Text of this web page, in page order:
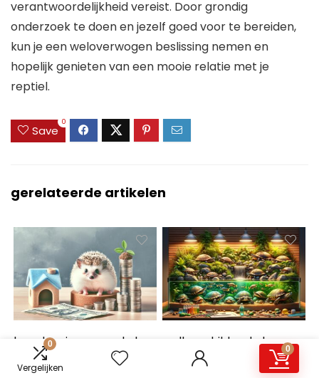
0
Vergelijken
0
verantwoordelijkheid vereist. Door grondig
onderzoek te doen en jezelf goed voor te bereiden,
kun je een weloverwogen beslissing nemen en
hopelijk genieten van een mooie relatie met je
reptiel.
Save
0
gerelateerde artikelen
hoe duur is een egel als
huisdier
welke schildpad als
huisdier